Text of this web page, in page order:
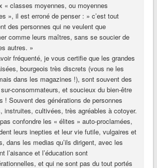
« classes moyennes, ou moyennes
», il est erroné de penser : » c’est tout
des personnes qui ne veulent que
comme leurs maîtres, sans se soucier de
autres. »
fréquenté, je vous certifie que les grandes
bourgeois très discrets (vous ne les
dans les magazines !), sont souvent des
consommateurs, et soucieux du bien-être
! Souvent des générations de personnes
instruites, cultivées, très agréables à cotoyer.
confondre les « élites » auto-proclamées,
leurs inepties et leur vie futile, vulgaires et
dans les medias qu’ils dirigent, avec les
l’aisance et l’éducation sont
et qui ne sont pas du tout portés